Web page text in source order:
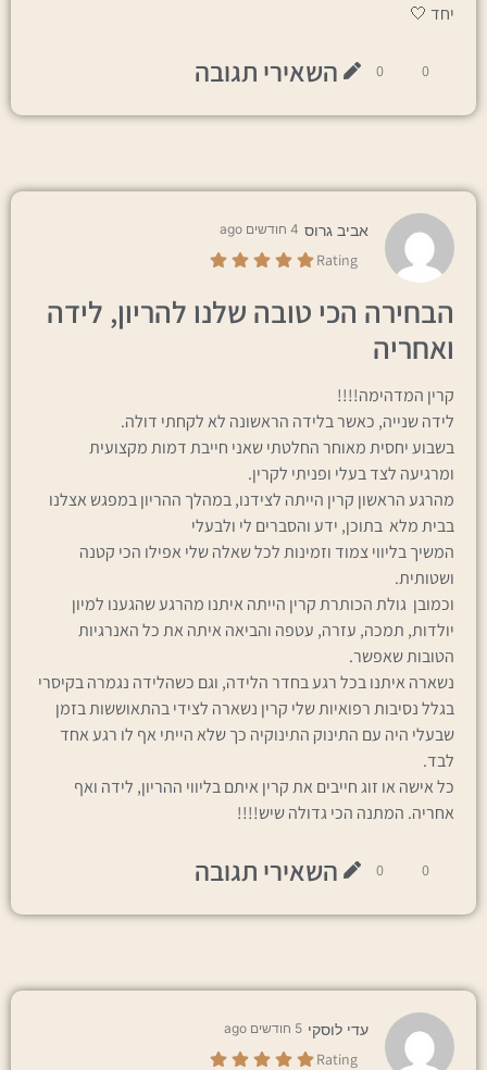
יחד 🤍
0
0 השאירי תגובה
אביב גרוס 4 חודשים ago
Rating
הבחירה הכי טובה שלנו להריון, לידה
ואחריה
קרין המדהימה!!!!
לידה שנייה, כאשר בלידה הראשונה לא לקחתי דולה.
בשבוע יחסית מאוחר החלטתי שאני חייבת דמות מקצועית
ומרגיעה לצד בעלי ופניתי לקרין.
מהרגע הראשון קרין הייתה לצידנו, במהלך ההריון במפגש אצלנו
בבית מלא בתוכן, ידע והסברים לי ולבעלי
המשיך בליווי צמוד וזמינות לכל שאלה שלי אפילו הכי קטנה
ושטותית.
וכמובן גולת הכותרת קרין הייתה איתנו מהרגע שהגענו למיון
יולדות, תמכה, עזרה, עטפה והביאה איתה את כל האנרגיות
הטובות שאפשר.
נשארה איתנו בכל רגע בחדר הלידה, וגם כשהלידה נגמרה בקיסרי
בגלל נסיבות רפואיות שלי קרין נשארה לצידי בהתאוששות בזמן
שבעלי היה עם התינוק התינוקיה כך שלא הייתי אף לו רגע אחד
לבד.
כל אישה או זוג חייבים את קרין איתם בליווי ההריון, לידה ואף
אחריה. המתנה הכי גדולה שיש!!!!
0
0 השאירי תגובה
עדי לוסקי 5 חודשים ago
Rating